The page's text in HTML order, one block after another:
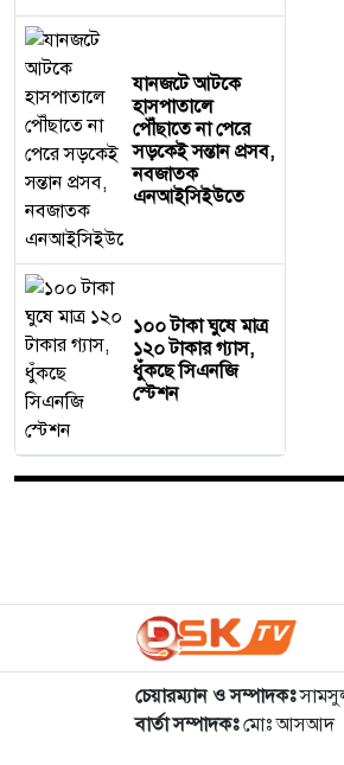
যানজটে আটকে
হাসপাতালে
পৌঁছাতে না পেরে
সড়কেই সন্তান প্রসব,
নবজাতক
এনআইসিইউতে
১০০ টাকা ঘুষে মাত্র
১২০ টাকার গ্যাস,
ধুঁকছে সিএনজি
স্টেশন
চেয়ারম্যান ও সম্পাদকঃ
বার্তা সম্পাদকঃমোঃ আসআদ